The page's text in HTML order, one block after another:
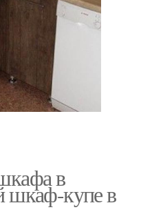
в
шкаф-купе в